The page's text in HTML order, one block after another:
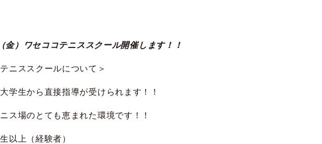
）ワセココテニススクール開催します！！
ニススクールについて＞
学生から直接指導が受けられます！！
ス場のとても恵まれた環境です！！
以上（経験者）